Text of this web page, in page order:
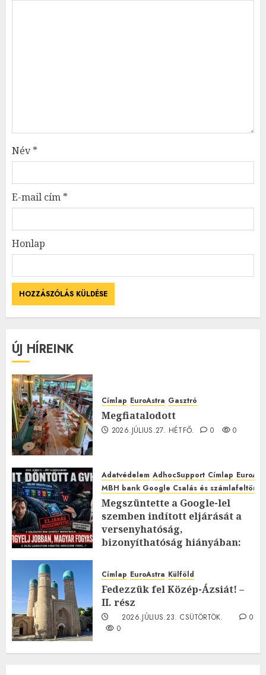
Név*
E-mail cím *
Honlap
ÚJ HÍREINK
Címlap EuroAstra Gasztró
Megfiatalodott
2026.JÚLIUS.27. HÉTFŐ. 0 0
Adatvédelem AdhocSupport Címlap
MBH bank Google Csalás és
Megszüntette a Google-lel
szemben indított eljárását a
versenyhatóság,
bizonyíthatóság hiányában:
2026.JÚLIUS.23. CSÜTÖRTÖK.
0
Címlap EuroAstra Külföld
Fedezzük fel Közép-Ázsiát! –
II. rész
2026.JÚLIUS.23. CSÜTÖRTÖK.
0
0